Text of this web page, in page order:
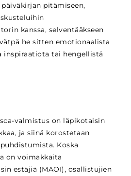
pitämiseen,
kanssa, selventääkseen
he sitten emotionaalista
inspiraatiota tai hengellistä
valmistus on läpikotaisin
ja siinä korostetaan
Koska
on voimakkaita
estäjiä (MAOI), osallistujien